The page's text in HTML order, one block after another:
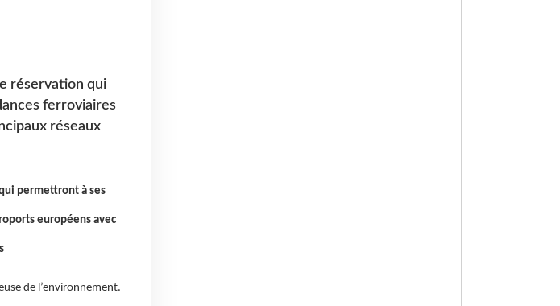
réservation qui
ferroviaires
réseaux
permettront à ses
européens avec
de l’environnement.